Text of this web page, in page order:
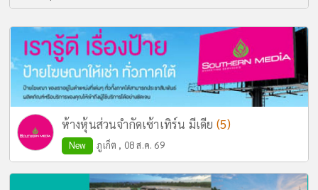
ห้างหุ้นส่วนจำกัดเซ้าเทิร์น มีเดีย (5)
New ภูเก็ต , 08 ส.ค. 69